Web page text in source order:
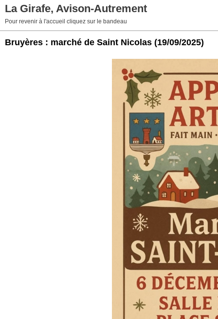
La Girafe, Avison-Autrement
Pour revenir à l'accueil cliquez sur le bandeau
Bruyères : marché de Saint Nicolas (19/09/2025)